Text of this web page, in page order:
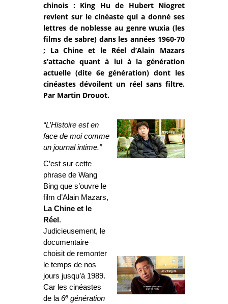
chinois : King Hu de Hubert Niogret
revient sur le cinéaste qui a donné ses
lettres de noblesse au genre wuxia (les
films de sabre) dans les années 1960-70
; La Chine et le Réel d’Alain Mazars
s’attache quant à lui à la génération
actuelle (dite 6e génération) dont les
cinéastes dévoilent un réel sans filtre.
Par Martin Drouot.
“L’Histoire est en
face de moi comme
un journal intime.”
C’est sur cette
phrase de Wang
Bing que s’ouvre le
film d’Alain Mazars,
La Chine et le
Réel .
Judicieusement, le
documentaire
choisit de remonter
le temps de nos
jours jusqu’à 1989.
Car les cinéastes
de la 6e génération